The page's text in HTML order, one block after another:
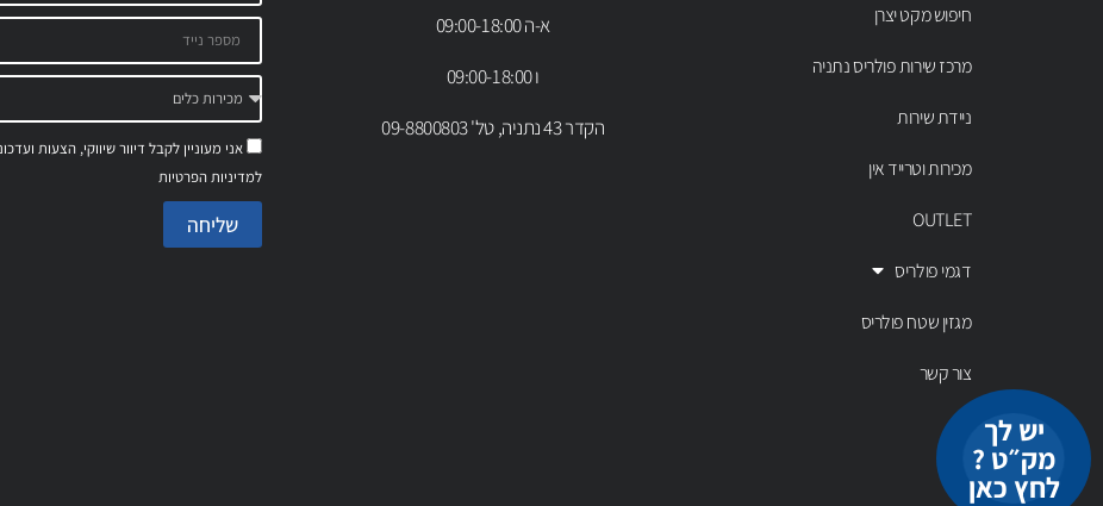
חיפוש מקט יצרן
מרכז שירות פולריס נתניה
ניידת שירות
מכירות וטרייד אין
OUTLET
דגמי פולריס
מגזין שטח פולריס
צור קשר
יש לך
מק״ט ?
לחץ כאן
א-ה 09:00-18:00
ו 09:00-18:00
הקדר 43 נתניה, טל' 09-8800803
אני מעוניין לקבל דיוור שיווקי, הצעות
למדיניות הפרטיות
שליחה